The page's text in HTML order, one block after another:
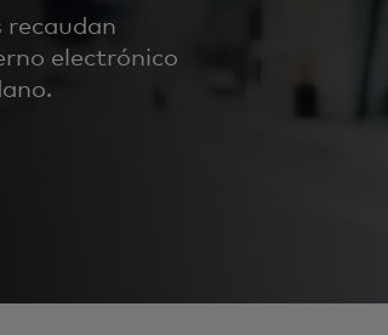
recaudan
electrónico